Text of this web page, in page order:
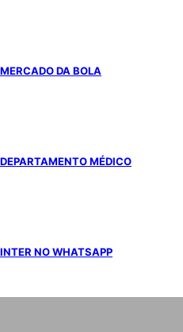
MERCADO DA BOLA
DEPARTAMENTO MÉDICO
INTER NO WHATSAPP